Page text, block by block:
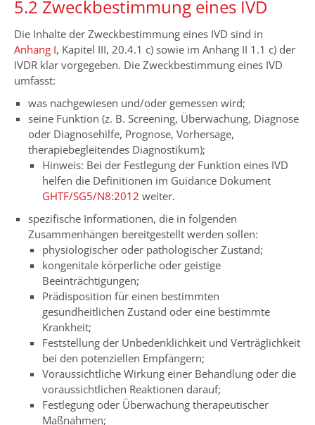
5.2 Zweckbestimmung eines IVD
Die Inhalte der Zweckbestimmung eines IVD sind in
Anhang I, Kapitel III, 20.4.1 c) sowie im Anhang II 1.1 c) der
IVDR klar vorgegeben. Die Zweckbestimmung eines IVD
umfasst:
was nachgewiesen und/oder gemessen wird;
seine Funktion (z. B. Screening, Überwachung, Diagnose
oder Diagnosehilfe, Prognose, Vorhersage,
therapiebegleitendes Diagnostikum);
Hinweis: Bei der Festlegung der Funktion eines IVD
helfen die Definitionen im Guidance Dokument
GHTF/SG5/N8:2012 weiter.
spezifische Informationen, die in folgenden
Zusammenhängen bereitgestellt werden sollen:
physiologischer oder pathologischer Zustand;
kongenitale körperliche oder geistige
Beeinträchtigungen;
Prädisposition für einen bestimmten
gesundheitlichen Zustand oder eine bestimmte
Krankheit;
Feststellung der Unbedenklichkeit und Verträglichkeit
bei den potenziellen Empfängern;
Voraussichtliche Wirkung einer Behandlung oder die
voraussichtlichen Reaktionen darauf;
Festlegung oder Überwachung therapeutischer
Maßnahmen;